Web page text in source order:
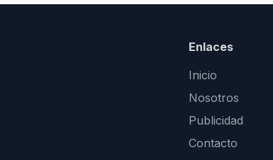
Enlaces
Inicio
Nosotros
Publicidad
Contacto